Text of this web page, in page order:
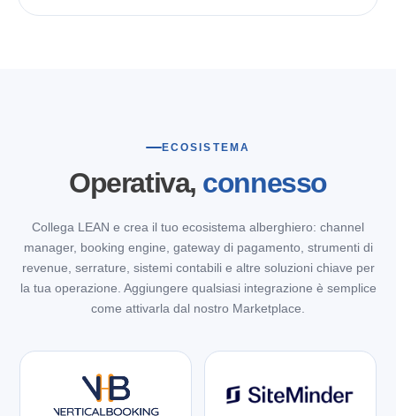
ECOSISTEMA
Operativa, connesso
Collega LEAN e crea il tuo ecosistema alberghiero: channel
manager, booking engine, gateway di pagamento, strumenti di
revenue, serrature, sistemi contabili e altre soluzioni chiave per
la tua operazione. Aggiungere qualsiasi integrazione è semplice
come attivarla dal nostro Marketplace.